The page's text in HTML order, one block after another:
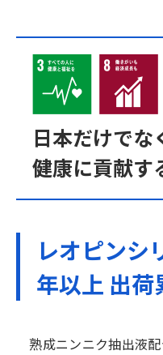
日本だけでな
健康に貢献す
レオピンシ
年以上 出
熟成ニンニク抽出液